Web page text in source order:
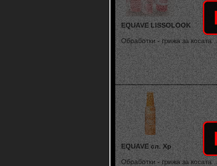
EQUAVE LISSOLOOK
Обработки - грижа за косата
EQUAVE сл. Хр
Обработки - грижа за косата